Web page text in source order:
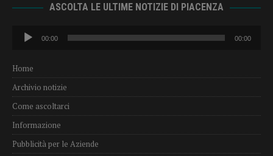
ASCOLTA LE ULTIME NOTIZIE DI PIACENZA
Audio
Player
00:00 00:00
Home
Archivio notizie
Come ascoltarci
Informazione
Pubblicità per le Aziende